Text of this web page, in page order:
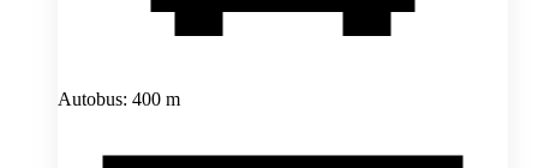
Autobus: 400 m